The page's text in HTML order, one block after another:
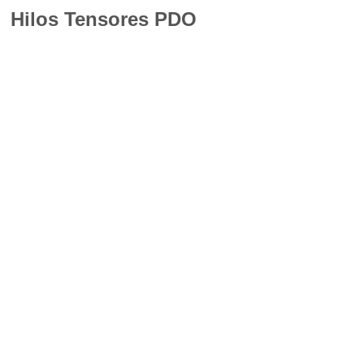
Hilos Tensores PDO